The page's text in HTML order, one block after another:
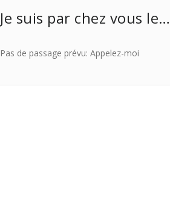
Je suis par chez vous le…
Pas de passage prévu: Appelez-moi